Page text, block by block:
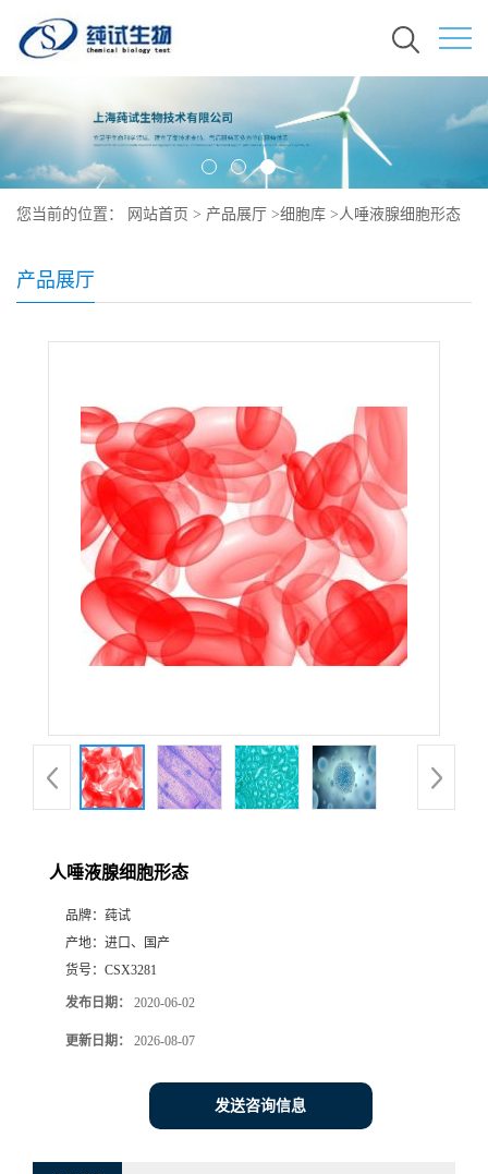
您当前的位置： 网站首页 > 产品展厅 >细胞库 >人唾液腺细胞形态
产品展厅
人唾液腺细胞形态
品牌： 莼试
产地： 进口、国产
货号： CSX3281
发布日期： 2020-06-02
更新日期： 2026-08-07
发送咨询信息